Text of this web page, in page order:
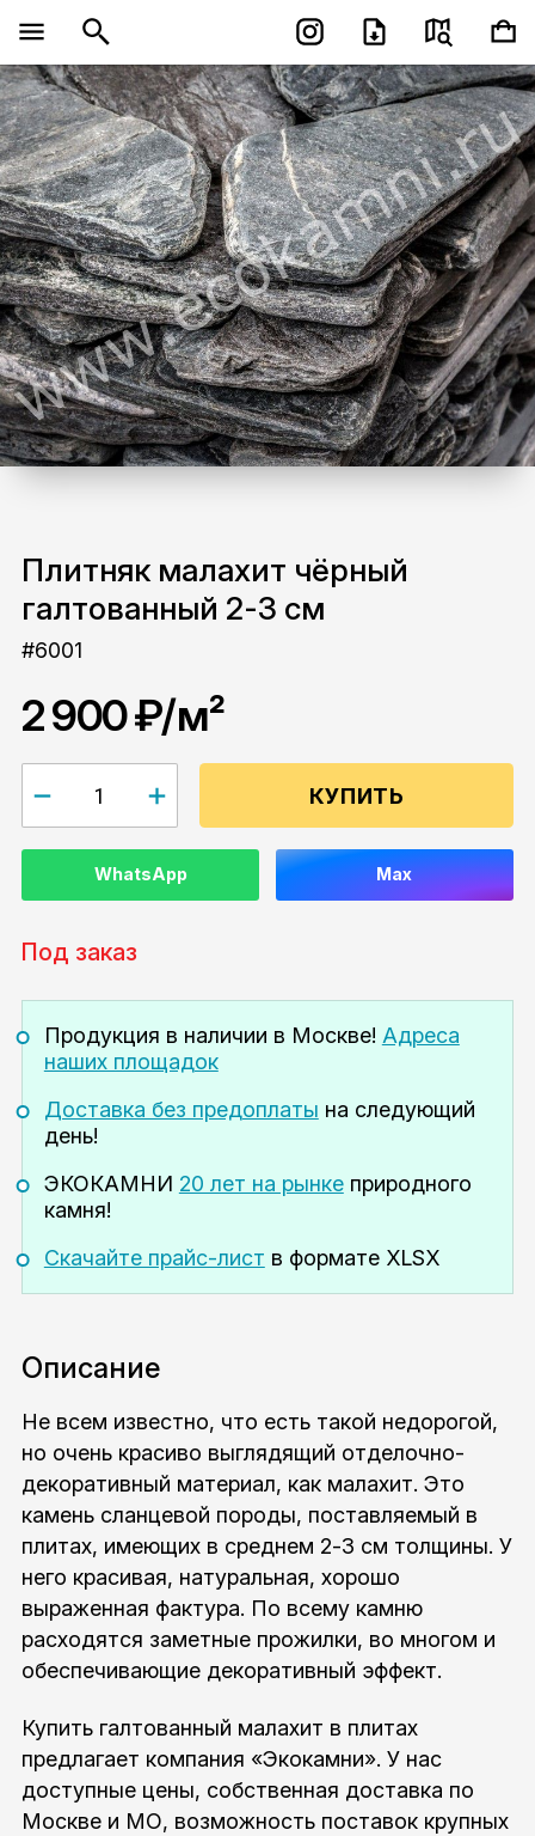
Плитняк малахит чёрный
галтованный 2-3 см
#6001
2 900 ₽/м²
КУПИТЬ
WhatsApp Max
Под заказ
Продукция в наличии в Москве! Адреса
наших площадок
Доставка без предоплаты на следующий
день!
ЭКОКАМНИ 20 лет на рынкеприродного
камня!
Скачайте прайс-лист в формате XLSX
Описание
Не всем известно, что есть такой недорогой,
но очень красиво выглядящий отделочно-
декоративный материал, как малахит. Это
камень сланцевой породы, поставляемый в
плитах, имеющих в среднем 2-3 см толщины. У
него красивая, натуральная, хорошо
выраженная фактура. По всему камню
расходятся заметные прожилки, во многом и
обеспечивающие декоративный эффект.
Купить галтованный малахит в плитах
предлагает компания «Экокамни». У нас
доступные цены, собственная доставка по
Москве и МО, возможность поставок крупных